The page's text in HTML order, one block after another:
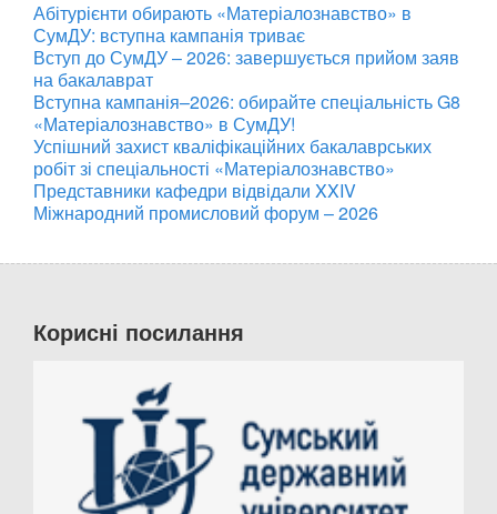
Абітурієнти обирають «Матеріалознавство» в
СумДУ: вступна кампанія триває
Вступ до СумДУ – 2026: завершується прийом заяв
на бакалаврат
Вступна кампанія–2026: обирайте спеціальність G8
«Матеріалознавство» в СумДУ!
Успішний захист кваліфікаційних бакалаврських
робіт зі спеціальності «Матеріалознавство»
Представники кафедри відвідали XXIV
Міжнародний промисловий форум – 2026
Корисні посилання